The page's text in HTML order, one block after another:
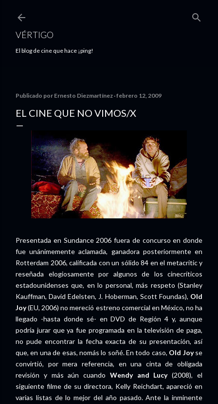
VÉRTIGO
El blog de cine que hace ¡ping!
Publicado por Ernesto Diezmartínez febrero 12, 2009
EL CINE QUE NO VIMOS/X
Presentada en Sundance 2006 fuera de concurso en donde
fue unánimemente aclamada, ganadora posteriormente en
Rotterdam 2006, calificada con un sólido 84 en el metacritic y
reseñada elogiosamente por algunos de los cinecríticos
estadounidenses que, en lo personal, más respeto (Stanley
Kauffman, David Edelsten, J. Hoberman, Scott Foundas), Old
Joy(EU, 2006) no mereció estreno comercial en México, no ha
llegado -hasta donde sé- en DVD de Región 4 y, aunque
podría jurar que ya fue programada en la televisión de paga,
no pude encontrar la fecha exacta de su presentación, así
que, en una de esas, nomás lo soñé. En todo caso, Old Joyse
convirtió, por mera referencia, en una cinta de obligada
revisión y más aún cuando Wendy and Lucy(2008), el
siguiente filme de su directora, Kelly Reichdart, apareció en
varias listas de lo mejor del año pasado. Ante la inminente